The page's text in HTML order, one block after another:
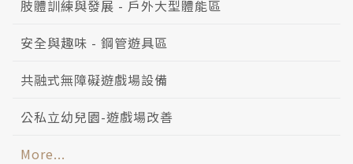
肢體訓練與發展 - 戶外大型體能區
安全與趣味 - 鋼管遊具區
共融式無障礙遊戲場設備
公私立幼兒園-遊戲場改善
More...